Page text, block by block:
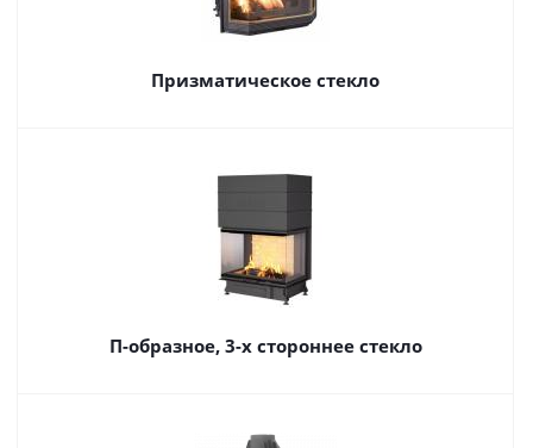
Призматическое стекло
П-образное, 3-х стороннее стекло